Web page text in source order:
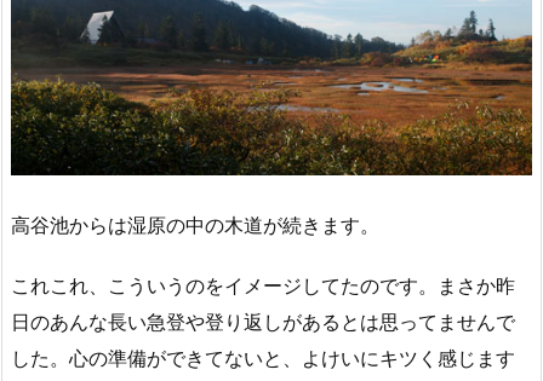
高谷池からは湿原の中の木道が続きます。
これこれ、こういうのをイメージしてたのです。まさか昨
日のあんな長い急登や登り返しがあるとは思ってませんで
した。心の準備ができてないと、よけいにキツく感じます